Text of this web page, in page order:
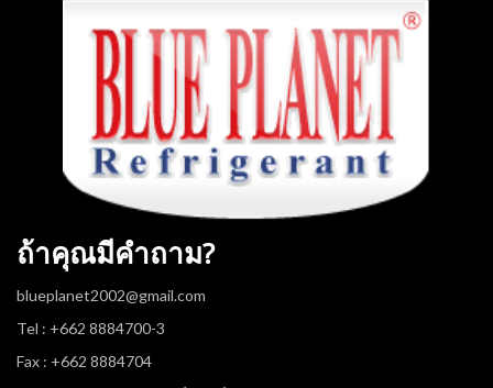
ถ้าคุณมีคำถาม?
blueplanet2002@gmail.com
Tel : +662 8884700-3
Fax : +662 8884704